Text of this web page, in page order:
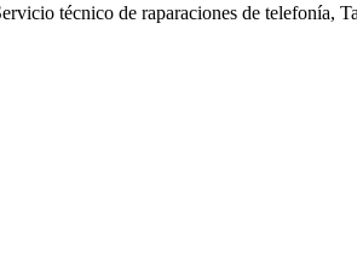
técnico de raparaciones de telefonía,